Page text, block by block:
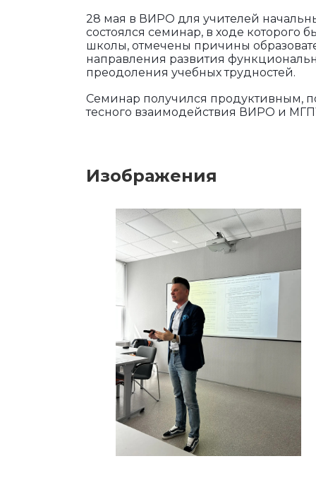
28 мая в ВИРО для учителей
состоялся семинар, в ходе
школы, отмечены причины
направления развития
преодоления учебных трудностей.
Семинар получился продуктивным,
тесного взаимодействия ВИРО и
Изображения